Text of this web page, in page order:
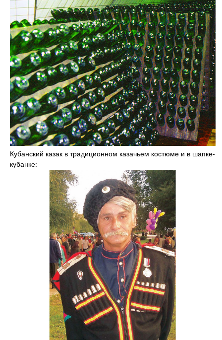
Кубанский казак в традиционном казачьем костюме и в шапке-
кубанке: